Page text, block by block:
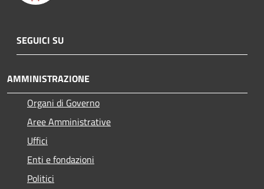
SEGUICI SU
AMMINISTRAZIONE
Organi di Governo
Aree Amministrative
Uffici
Enti e fondazioni
Politici